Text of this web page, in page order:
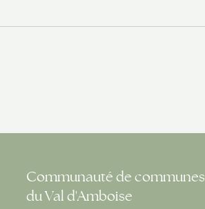
Communauté de communes
du Val d'Amboise